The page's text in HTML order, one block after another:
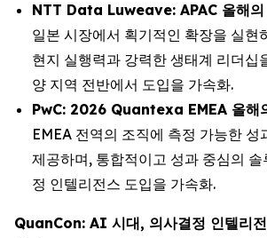
NTT Data Luweave: APAC 올해의
일본 시장에서 획기적인 확장을 실현
현지 실행력과 강력한 생태계 리더십
양 지역 전반에서 도입을 가속화.
PwC: 2026 Quantexa EMEA 올해
EMEA 전역의 조직에 측정 가능한 성
제공하며, 통합적이고 성과 중심의
정 인텔리전스 도입을 가속화.
QuanCon: AI 시대, 의사결정 인텔리